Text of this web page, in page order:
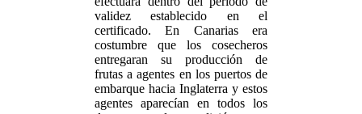
validez establecido en el
certificado. En Canarias era
costumbre que los cosecheros
entregaran su producción de
frutas a agentes en los puertos de
embarque hacia Inglaterra y estos
agentes aparecían en todos los